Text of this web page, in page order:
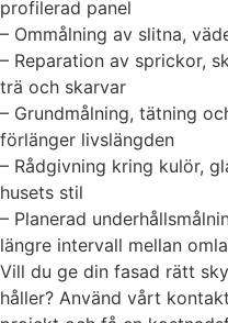
profilerad panel
– Ommålning av slitna,
– Reparation av sprickor,
trä och skarvar
– Grundmålning, tätning
förlänger livslängden
– Rådgivning kring kulör,
husets stil
– Planerad
längre intervall mellan
Vill du ge din fasad rätt
håller? Använd vårt